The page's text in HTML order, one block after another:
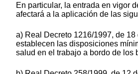
En particular, la entrada en vigor
afectará a la aplicación de las
a) Real Decreto 1216/1997, de
establecen las disposiciones
salud en el trabajo a bordo de los